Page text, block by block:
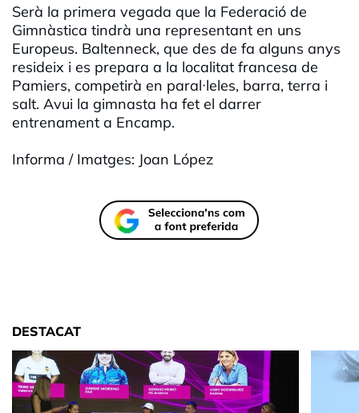
Serà la primera vegada que la Federació de
Gimnàstica tindrà una representant en uns
Europeus. Baltenneck, que des de fa alguns anys
resideix i es prepara a la localitat francesa de
Pamiers, competirà en paral·leles, barra, terra i
salt. Avui la gimnasta ha fet el darrer
entrenament a Encamp.
Informa / Imatges: Joan López
DESTACAT